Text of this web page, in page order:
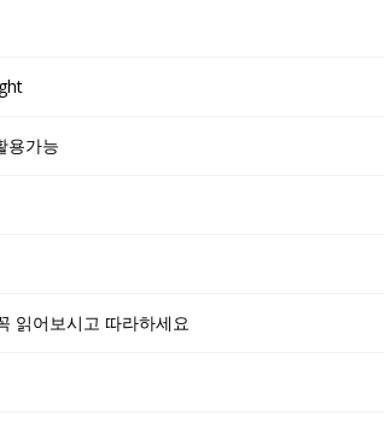
용가능
읽어보시고 따라하세요